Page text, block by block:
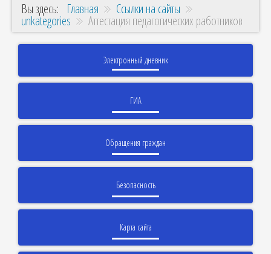
Вы здесь: Главная Ссылки на сайты
unkategories Аттестация педагогических работников
Электронный дневник
ГИА
Обращения граждан
Безопасность
Карта сайта